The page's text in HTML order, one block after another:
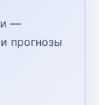
—
прогнозы